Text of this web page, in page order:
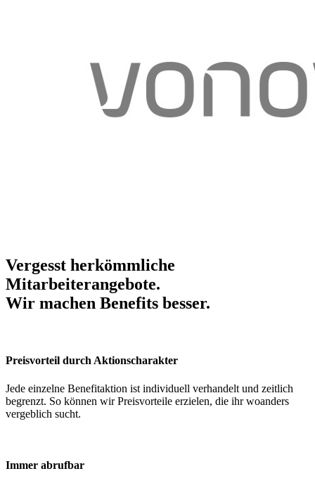
Vergesst herkömmliche
Mitarbeiterangebote.
Wir machen Benefits besser.
Preisvorteil durch Aktionscharakter
Jede einzelne Benefitaktion ist individuell verhandelt und zeitlich
begrenzt. So können wir Preisvorteile erzielen, die ihr woanders
vergeblich sucht.
Immer abrufbar